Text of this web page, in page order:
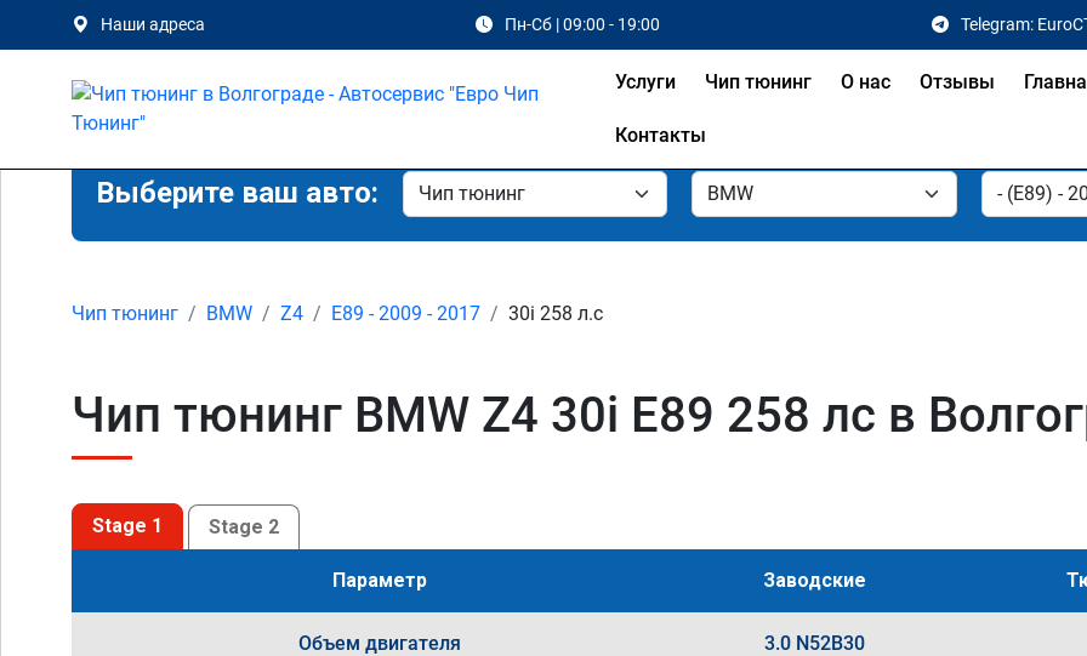
Наши адреса Пн-Сб | 09:00 - 19:00 Telegram:
Услуги Чип тюнинг О нас Отзывы
Контакты
Выберите ваш авто:
Чип тюнинг BMW Z4 E89 - 2009 - 2017 30i 258 л.с
Чип тюнинг BMW Z4 30i E89 258 лс в
Stage 1 Stage 2
Параметр Заводские
Объем двигателя 3.0 N52B30